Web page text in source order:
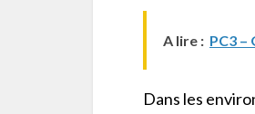
A lire : PC3 –
Dans les